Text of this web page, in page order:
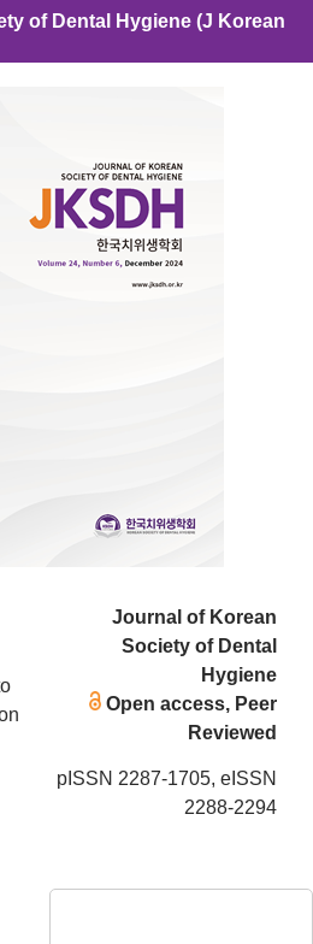
of Dental Hygiene (J Korean
Journal of Korean
Society of Dental
Hygiene
Open access, Peer
Reviewed
pISSN 2287-1705, eISSN
2288-2294